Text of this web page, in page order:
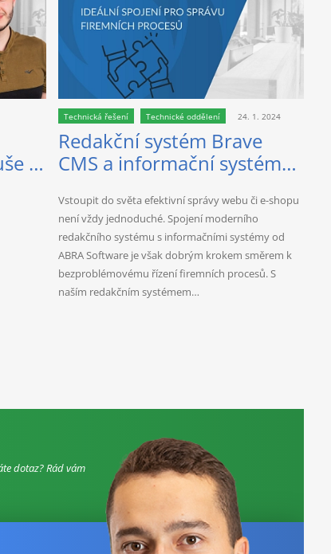
s
Technická řešení Technické oddělení 24. 1. 2024
Redakční systém Brave
CMS a informační systémy
Vstoupit do světa efektivní správy webu či e-shopu
není vždy jednoduché. Spojení moderního
redakčního systému s informačními systémy od
ABRA Software je však dobrým krokem směrem k
bezproblémovému řízení firemních procesů. S
naším redakčním systémem…
dotaz? Rád vám